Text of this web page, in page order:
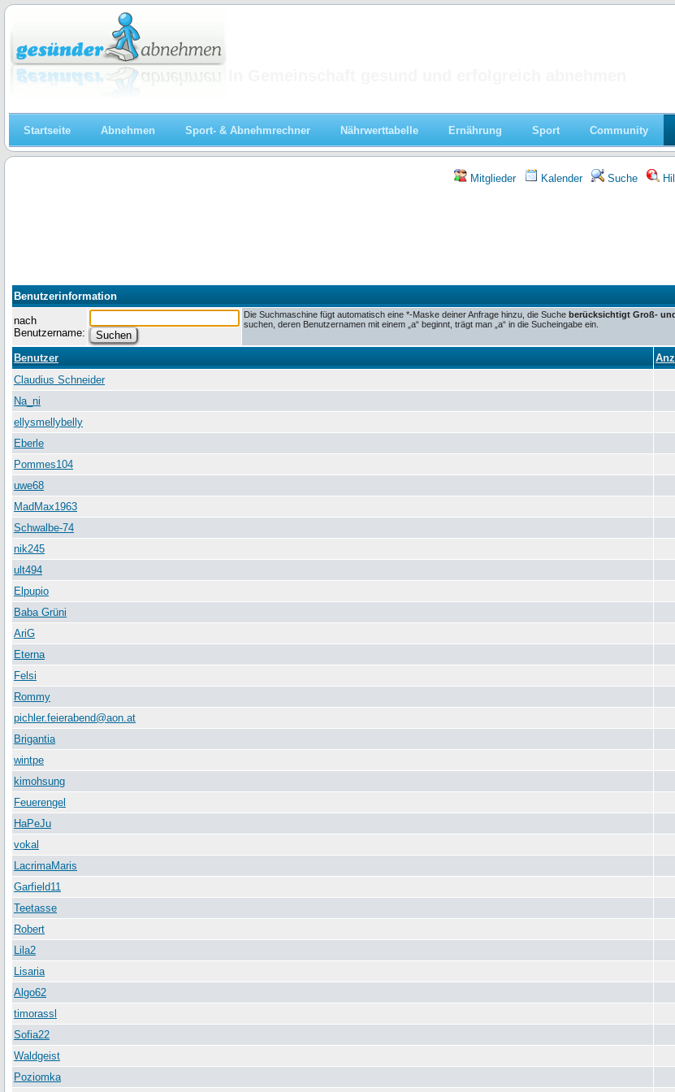
Startseite Abnehmen Sport- & Abnehmrechner Nährwerttabelle Ernährung Sport Community
Mitglieder Kalender Suche
Benutzerinformation
nach
Benutzername:
Die Suchmaschine fügt automatisch eine *-Maske deiner Anfrage hinzu, die Suche berücksichtigt Groß-
suchen, deren Benutzernamen mit einem „a“ beginnt, trägt man „a“ in die Sucheingabe ein.
Benutzer
Claudius Schneider
Na_ni
ellysmellybelly
Eberle
Pommes104
uwe68
MadMax1963
Schwalbe-74
nik245
ult494
Elpupio
Baba Grüni
AriG
Eterna
Felsi
Rommy
pichler.feierabend@aon.at
Brigantia
wintpe
kimohsung
Feuerengel
HaPeJu
vokal
LacrimaMaris
Garfield11
Teetasse
Robert
Lila2
Lisaria
Algo62
timorassl
Sofia22
Waldgeist
Poziomka